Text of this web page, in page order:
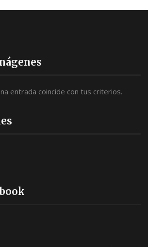
entrada coincide con tus criterios.